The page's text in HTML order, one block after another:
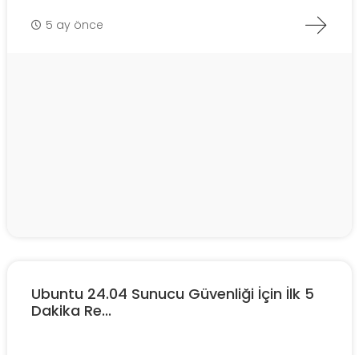
5 ay önce
Ubuntu 24.04 Sunucu Güvenliği İçin İlk 5
Dakika Re...